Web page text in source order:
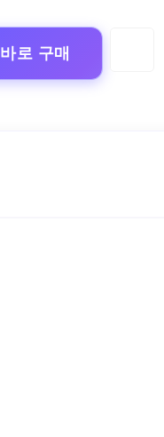
바로 구매